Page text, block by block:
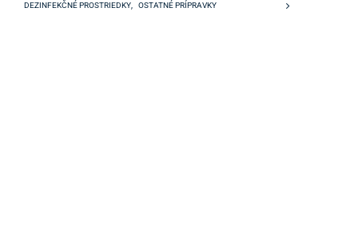
DEZINFEKČNÉ PROSTRIEDKY
OSTATNÉ PRÍPRAVKY